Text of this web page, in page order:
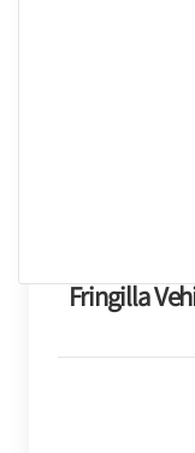
Fringilla